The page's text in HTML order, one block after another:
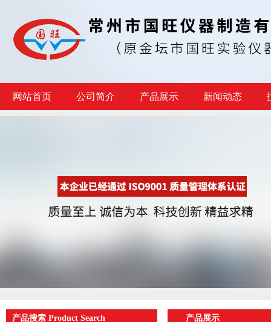
网站首页 公司简介 产品展示 新闻动态
产品搜索 Product Search 产品展示